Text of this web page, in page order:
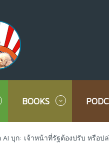
BOOKS
AI บุก: เจ้าหน้าที่รัฐต้องปรับ หรือป